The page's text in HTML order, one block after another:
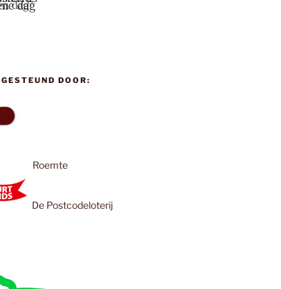
DOOR:
Roemte
De Postcodeloterij